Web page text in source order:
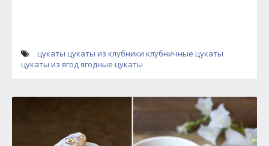
цукаты цукаты из клубники клубничные цукаты
цукаты из ягодягодные цукаты